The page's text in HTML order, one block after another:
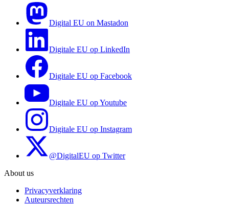
Digital EU on Mastadon
Digitale EU op LinkedIn
Digitale EU op Facebook
Digitale EU op Youtube
Digitale EU op Instagram
@DigitalEU op Twitter
About us
Privacyverklaring
Auteursrechten